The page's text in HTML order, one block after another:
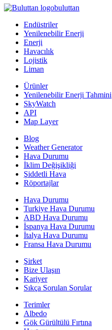
buluttan
Endüstriler
Yenilenebilir Enerji
Enerji
Havacılık
Lojistik
Liman
Ürünler
Yenilenebilir Enerji Tahmini
SkyWatch
API
Map Layer
Blog
Weather Generator
Hava Durumu
İklim Değişikliği
Şiddetli Hava
Röportajlar
Hava Durumu
Turkiye Hava Durumu
ABD Hava Durumu
İspanya Hava Durumu
İtalya Hava Durumu
Fransa Hava Durumu
Şirket
Bize Ulaşın
Kariyer
Sıkça Sorulan Sorular
Terimler
Albedo
Gök Gürültülü Fırtına